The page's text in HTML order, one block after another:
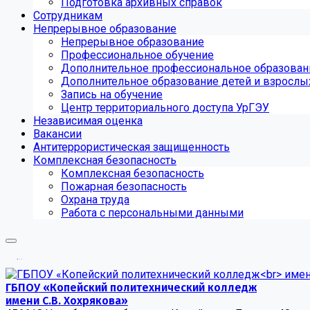
Сотрудникам
Непрерывное образование
Непрерывное образование
Профессиональное обучение
Дополнительное профессиональное
Дополнительное образование детей и
Запись на обучение
Центр территориального доступа УрГЭУ
Независимая оценка
Вакансии
Антитеррористическая защищенность
Комплексная безопасность
Комплексная безопасность
Пожарная безопасность
Охрана труда
Работа с персональными данными
...
ГБПОУ «Копейский политехнический колледж
имени С.В. Хохрякова»